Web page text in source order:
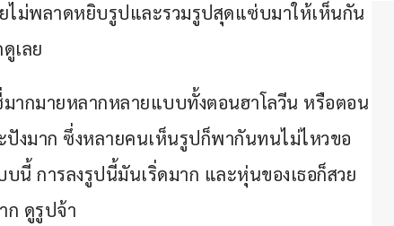
ไม่พลาดหยิบรูปและรวมรูปสุดแซ่บมาให้เห็นกัน
เลย
มากมายหลากหลายแบบทั้งตอนฮาโลวีน หรือตอน
งมาก ซึ่งหลายคนเห็นรูปก็พากันทนไม่ไหวขอ
นี้ การลงรูปนี้มันเริ่ดมาก และหุ่นของเธอก็สวย
ก ดูรูปจ้า